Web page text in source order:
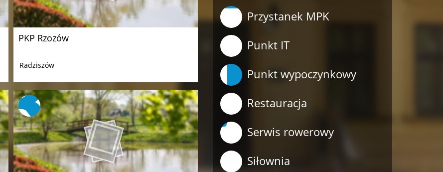
PKP Rzozów
Radziszów
Przystanek MPK
Punkt IT
Punkt wypoczynkowy
Restauracja
Serwis rowerowy
Siłownia